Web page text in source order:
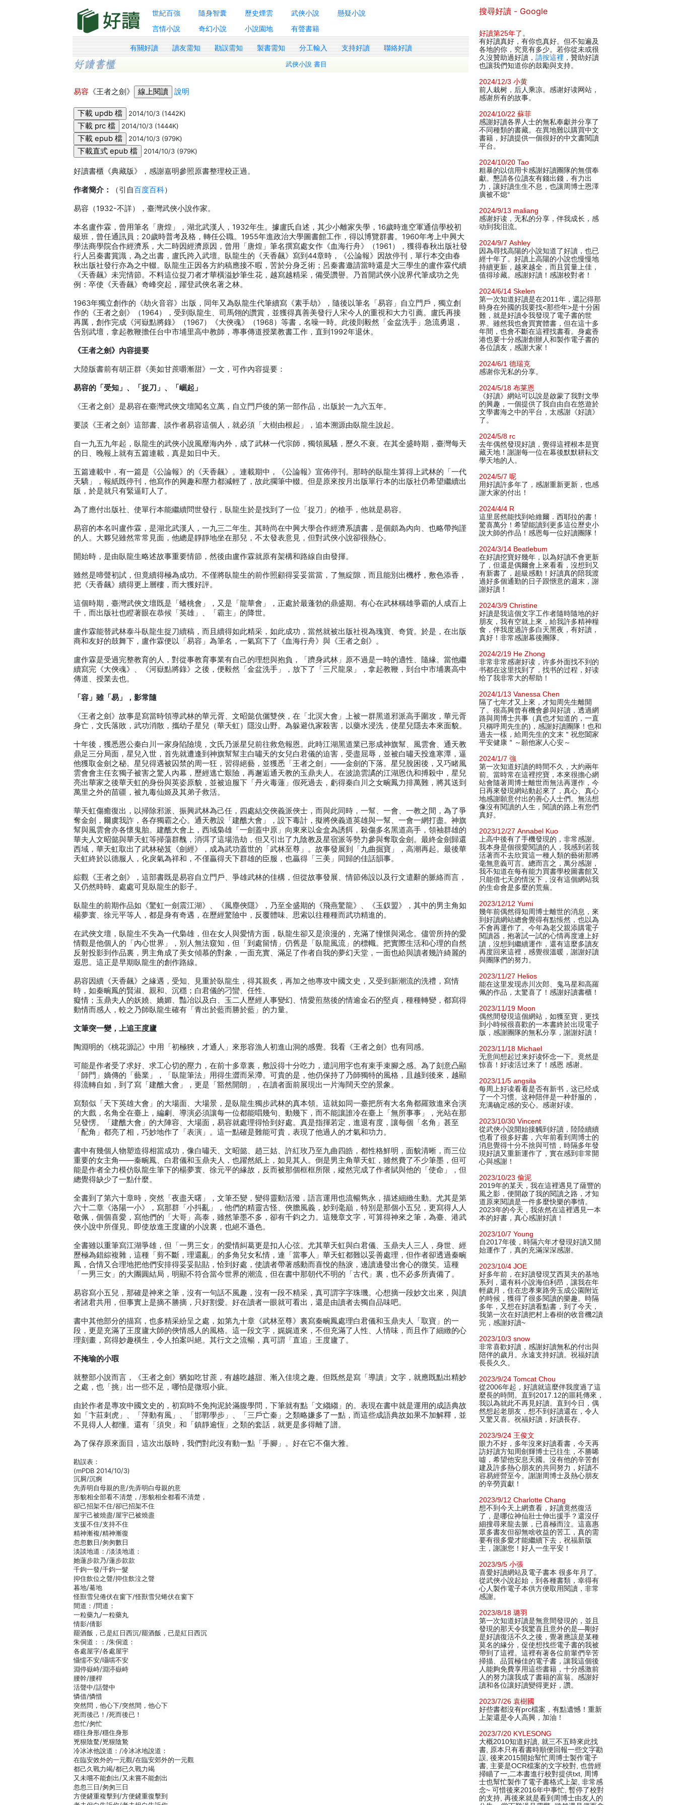
世紀百強 隨身智囊 歷史煙雲 武俠小說
懸疑小說
言情小說
奇幻小說 小說園地 有聲書籍
有關好讀 讀友需知 勘誤需知 製書需知 分工輸入 支持好讀 聯絡好讀
武俠小說 書目
易容 《王者之劍》 說明
2014/10/3 (1442K)
2014/10/3 (1444K)
2014/10/3 (979K)
2014/10/3 (979K)
好讀書櫃《典藏版》，感謝嘉明參照原書整理校正過。
作者簡介： （引自百度百科）
易容（1932-不詳），臺灣武俠小說作家。
本名盧作霖，曾用筆名「唐煌」，湖北武漢人，1932年生。據盧氏自述，其少小離家失學，16歲時進空軍通信學校初
級班，曾任通訊員；20歲時普考及格，轉任公職。1955年進政治大學圖書館工作，得以博覽群書。1960年考上中興大
學法商學院合作經濟系，大二時因經濟原因，曾用「唐煌」筆名撰寫處女作《血海行舟》（1961），獲得春秋出版社發
行人呂秦書賞識，為之出書，盧氏跨入武壇。臥龍生的《天香飆》寫到44章時，《公論報》因故停刊，單行本交由春
秋出版社發行亦為之中輟。臥龍生正因各方約稿應接不暇，苦於分身乏術；呂秦書邀請當時還是大三學生的盧作霖代續
《天香飆》未完情節。不料這位捉刀者才華橫溢妙筆生花，越寫越精采，備受讚譽。乃首開武俠小說界代筆成功之先
例：卒使《天香飆》奇峰突起，躍登武俠名著之林。
1963年獨立創作的《劫火音容》出版，同年又為臥龍生代筆續寫《素手劫》，隨後以筆名「易容」自立門戶，獨立創
作的《王者之劍》（1964），受到臥龍生、司馬翎的讚賞，並獲得真善美發行人宋今人的重視和大力引薦。盧氏再接
再厲，創作完成《河嶽點將錄》（1967）《大俠魂》（1968）等書，名噪一時。此後則毅然「金盆洗手」急流勇退，
告別武壇，拿起教鞭擔任台中市埔里高中教師，專事傳道授業教書工作，直到1992年退休。
《王者之劍》內容提要
大陸版書前有胡正群《美如甘蔗嚼漸甜》一文，可作內容提要：
易容的「受知」、「捉刀」、「崛起」
《王者之劍》是易容在臺灣武俠文壇闖名立萬，自立門戶後的第一部作品，出版於一九六五年。
要談《王者之劍》這部書、談作者易容這個人，就必須「大樹由根起」，追本溯源由臥龍生說起。
自一九五九年起，臥龍生的武俠小說風靡海內外，成了武林一代宗師，獨領風騷，歷久不衰。在其全盛時期，臺灣每天
的日、晚報上就有五篇連載，真是如日中天。
五篇連載中，有一篇是《公論報》的《天香飆》。連載期中，《公論報》宣佈停刊。那時的臥龍生算得上武林的「一代
天驕」，報紙既停刊，他寫作的興趣和壓力都減輕了，故此擱筆中輟。但是原來按月出版單行本的出版社仍希望繼續出
版，於是就只有緊逼盯人了。
為了應付出版社、使單行本能繼續問世發行，臥龍生於是找到了一位「捉刀」的槍手，他就是易容。
易容的本名叫盧作霖，是湖北武漢人，一九三二年生。其時尚在中興大學合作經濟系讀書，是個頗為內向、也略帶拘謹
的人。大夥兒雖然常常見面，他總是靜靜地坐在那兒，不太發表意見，但對武俠小說卻很熱心。
開始時，是由臥龍生略述故事重要情節，然後由盧作霖就原有架構和路線自由發揮。
雖然是啼聲初試，但竟續得極為成功。不僅將臥龍生的前作照顧得妥妥當當，了無綻隙，而且能別出機杼，敷色添香，
把《天香飆》續得更上層樓，而大獲好評。
這個時期，臺灣武俠文壇既是「蟠桃會」，又是「龍華會」，正處於最蓬勃的鼎盛期。有心在武林稱雄爭霸的人成百上
千，而出版社也瞪著眼在恭候「英雄」、「霸主」的降世。
盧作霖能替武林泰斗臥龍生捉刀續稿，而且續得如此精采，如此成功，當然就被出版社視為瑰寶、奇貨。於是，在出版
商和友好的鼓舞下，盧作霖便以「易容」為筆名，一氣寫下了《血海行舟》與《王者之劍》。
盧作霖是受過完整教育的人，對從事教育事業有自己的理想與抱負，「躋身武林」原不過是一時的適性、隨緣。當他繼
續寫完《大俠魂》、《河嶽點將錄》之後，便毅然「金盆洗手」，放下了「三尺龍泉」，拿起教鞭，到台中市埔裏高中
傳道、授業去也。
「容」雖「易」，影常隨
《王者之劍》故事是寫當時領導武林的華元胥、文昭懿伉儷雙俠，在「北溟大會」上被一群黑道邪派高手圍攻，華元胥
身亡，文氏落敗，武功消散，攜幼子星兒（華天虹）隱沒山野。為躲避仇家殺害，以藥水浸洗，使星兒隱去本來面貌。
十年後，獲悉恩公秦白川一家身陷險境，文氏乃派星兒前往救危報恩。此時江湖黑道業已形成神旗幫、風雲會、通天教
鼎足三分局面，星兒入世，首先就遭逢到神旗幫幫主白嘯天的女兒白君儀的迫害，受盡屈辱，並被白嘯天投進寒潭，逼
他獲取金劍之秘。星兒得遇被囚禁的周一狂，習得絕藝，並獲悉「王者之劍」——金劍的下落。星兒脫困後，又巧睹風
雲會會主任玄獨子被害之驚人內幕，歷經逃亡艱險，再邂逅通天教的玉鼎夫人。在波詭雲譎的江湖恩仇和搏殺中，星兒
亮出華家之後華天虹的身份與英姿原貌，並被迫服下「丹火毒蓮」假死過去，虧得秦白川之女畹鳳力排萬難，將其送到
萬里之外的苗疆，被九毒仙姬及其弟子救活。
華天虹傷癒復出，以掃除邪派、振興武林為己任，四處結交俠義派俠士，而與此同時，一幫、一會、一教之間，為了爭
奪金劍，爾虞我詐，各存獨霸之心。通天教設「建醮大會」，設下毒計，擬將俠義道英雄與一幫、一會一網打盡。神旗
幫與風雲會亦各懷鬼胎。建醮大會上，西域梟雄「一劍蓋中原」向東來以金盒為誘餌，殺傷多名黑道高手，領袖群雄的
華夫人文昭懿與華天虹等掃蕩群醜，消弭了這場浩劫，但又引出了九陰教及星宿派等勢力參與奪取金劍。最終金劍歸還
西域，華天虹取出了武林秘笈《劍經》，成為武功蓋世的「武林至尊」。故事發展到「九曲掘寶」，高潮再起。最後華
天虹終於以德服人，化戾氣為祥和，不僅贏得天下群雄的臣服，也贏得「三美」同歸的佳話韻事。
綜觀《王者之劍》，這部書既是易容自立門戶、爭雄武林的佳構，但從故事發展、情節佈設以及行文遣辭的脈絡而言，
又仍然時時、處處可見臥龍生的影子。
臥龍生的前期作品如《驚虹一劍震江湖》、《風塵俠隱》，乃至全盛期的《飛燕驚龍》、《玉釵盟》，其中的男主角如
楊夢寰、徐元平等人，都是身有奇遇，在歷經驚險中，反覆體味、思索以往種種而武功精進的。
在武俠文壇，臥龍生不失為一代梟雄，但在女人與愛情方面，臥龍生卻又是浪漫的，充滿了憧憬與渴念。儘管所持的愛
情觀是他個人的「內心世界」，別人無法窺知，但「到處留情」仍舊是「臥龍風流」的標幟。把實際生活和心理的自然
反射投影到作品裏，男主角成了美女傾慕的對象，一面充實、滿足了作者自我的夢幻天堂，一面也給與讀者幾許綺麗的
遐思。這正是早期臥龍生的創作路線。
易容因續《天香飆》之緣遇，受知、見重於臥龍生，得其親炙，再加之他專攻中國文史，又受到新潮流的洗禮，寫情
時，如秦畹鳳的賢淑、親和、沉穩；白君儀的刁蠻、任性、
癡情；玉鼎夫人的妖嬈、嬌媚、豔冶以及白、玉二人歷經人事變幻、情愛煎熬後的情逾金石的堅貞，種種轉變，都寫得
動情而感人，較之乃師臥龍生確有「青出於藍而勝於藍」的力量。
文筆突一變，上追王度廬
陶淵明的《桃花源記》中用「初極狹，才通人」來形容漁人初進山洞的感覺。我看《王者之劍》也有同感。
可能是作者受了求好、求工心切的壓力，在前十多章裏，敷設得十分吃力，遣詞用字也有束手束腳之感。為了刻意凸顯
「師門」嫡傳的「藝業」，「臥龍筆法」用得生澀而呆滯。可貴的是，他仍保持了乃師獨特的風格，且越到後來，越顯
得流轉自如，到了寫「建醮大會」，更是「豁然開朗」，在讀者面前展現出一片海闊天空的景象。
寫類似「天下英雄大會」的大場面、大場景，是臥龍生獨步武林的真本領。這就如同一臺把所有大名角都羅致進來合演
的大戲，名角全在臺上，編劇、導演必須讓每一位都能唱幾句、動幾下，而不能讓誰冷在臺上「無所事事」，光站在那
兒發愣。「建醮大會」的大陣容、大場面，易容就處理得恰到好處。真是指揮若定，進退有度，讓每個「名角」甚至
「配角」都亮了相，巧妙地作了「表演」。這一點確是難能可貴，表現了他過人的才氣和功力。
書中有幾個人物塑造得相當成功，像白嘯天、文昭懿、趙三姑、許紅玫乃至九曲四皓，都性格鮮明，面貌清晰，而三位
重要的女主角——秦畹鳳、白君儀和玉鼎夫人，也躍然紙上，如見其人。倒是男主角華天虹，雖然費了不少筆墨，但可
能是作者全力模仿臥龍生筆下的楊夢寰、徐元平的緣故，反而被那個框框所限，縱然完成了作者賦與他的「使命」，但
總覺得缺少了一點什麼。
全書到了第六十章時，突然「夜盡天曙」，文筆丕變，變得靈動活潑，語言運用也流暢雋永，描述細緻生動。尤其是第
六十二章《洛陽一小》，寫那群「小抖亂」，他們的精靈古怪、俠膽風義，妙到毫巔，特別是那個小五兒，更寫得人人
敬佩，個個喜愛，寫他們的「大哥」高泰，雖然筆墨不多，卻有千鈞之力。這幾章文字，可算得神來之筆，為臺、港武
俠小說中所僅見。即使放進王度廬的小說裏，也絕不遜色。
全書雖以重筆寫江湖爭雄，但「一男三女」的愛情糾葛更是扣人心弦。尤其華天虹與白君儀、玉鼎夫人三人，身世、經
歷極為錯綜複雜，這種「剪不斷，理還亂」的多角兒女私情，連「當事人」華天虹都難以妥善處理，但作者卻透過秦畹
鳳，合情又合理地把他們安排得妥妥貼貼，恰到好處，使讀者帶著感動而喜悅的熱淚，邊讀邊發出會心的微笑。這種
「一男三女」的大團圓結局，明顯不符合當今世界的潮流，但在書中那朝代不明的「古代」裏，也不必多所責備了。
易容寫小五兒，那確是神來之筆，沒有一句話不風趣，沒有一段不精采，真可謂字字珠璣。心想摘一段妙文出來，與讀
者諸君共用，但事實上是摘不勝摘，只好割愛。好在讀者一眼就可看出，還是由讀者去獨自品味吧。
書中其他部分的描寫，也多精采紛呈之處，如第九十章《武林至尊》裏寫秦畹鳳處理白君儀和玉鼎夫人「取寶」的一
段，更是充滿了王度廬大師的俠情感人的風格。這一段文字，娓娓道來，不但充滿了人性、人情味，而且作了細緻的心
理刻畫，寫得妙趣橫生，令人拍案叫絕。其行文之流暢，真可謂「直追」王度廬了。
不掩瑜的小瑕
就整部小說而言，《王者之劍》猶如吃甘蔗，有越吃越甜、漸入佳境之趣。但既然是寫「導讀」文字，就應既點出精妙
之處，也「挑」出一些不足，哪怕是微瑕小疵。
由於作者是專攻中國文史的，初寫時不免拘泥於滿腹學問，下筆就有點「文縐縐」的。表現在書中就是運用的成語典故
如「卞莊刺虎」、「萍動有風」、「邯鄲學步」、「三戶亡秦」之類略嫌多了一點，而這些成語典故如果不加解釋，並
不見得人人都懂。還有「須臾」和「鎮靜逾恆」之類的套話，就更是多得離了譜。
為了保存原來面目，這次出版時，我們對此沒有動一點「手腳」。好在它不傷大雅。
勘誤表：
(mPDB 2014/10/3)
沉屙/沉痾
先弄明自母親的意/先弄明白母親的意
形貌相全部看不清楚，/形貌相全都看不清楚，
卻己招架不住/卻已招架不住
屋宇己被燒盡/屋宇已被燒盡
支援不住/支持不住
精神漸複/精神漸復
忽忽數日/匆匆數日
淡談地道：/淡淡地道：
她蓮步款乃/蓮步款款
千鉤一發/千鈞一髮
抑住飲位之聲/抑住飲泣之聲
暮地/驀地
怪獸雪兒倦伏在窗下/怪獸雪兒蜷伏在窗下
間道：/問道：
一粒藥九/一粒藥丸
情影/倩影
罷酒飯，己是紅日西沉/罷酒飯，已是紅日西沉
朱侗道：：/朱侗道：
各處屋字/各處屋宇
懾懦不安/囁嚅不安
淵停嶽峙/淵渟嶽峙
腰幹/腰桿
活聲中/話聲中
憐借/憐惜
突然問，他心下/突然間，他心下
死而後己！/死而後已！
忽忙/匆忙
穩往身形/穩住身形
兇狠陰騖/兇狠陰鷙
冷冰冰他說道：/冷冰冰地說道：
在臨安效外的一元觀/在臨安郊外的一元觀
都己久戰力竭/都已久戰力竭
又未嚐不能創出/又未嘗不能創出
忽忽三日/匆匆三日
方便鏟重複擊到/方便鏟重復擊到
搜尋好讀 - Google
好讀第25年了 。
有好讀真好，有你也真好。但不知遍及
各地的你，究竟有多少。若你從未或很
久沒贊助過好讀， 請按這裡 ，贊助好讀
也讓我們知道你的鼓勵與支持。
2024/12/3 小黄
前人栽树，后人乘凉。感谢好读网站，
感谢所有的故事。
2024/10/22 蘇菲
感謝好讀各界人士的無私奉獻并分享了
不同種類的書藏。在異地難以購買中文
書籍，好讀提供一個很好的中文書閱讀
平台。
2024/10/20 Tao
粗暴的以信用卡感謝好讀團隊的無償奉
獻。懇請各位讀友有錢出錢，有力出
力，讓好讀生生不息，也讓周博士恩澤
廣被不熄°
2024/9/13 maliang
感谢好读，无私的分享，伴我成长，感
动到我泪流。
2024/9/7 Ashley
因為尋找高陽的小說知道了好讀，也已
經十年了。好讀上高陽的小說也慢慢地
持續更新，越來越全，而且質量上佳，
值得珍藏。感謝好讀！感謝校對者！
2024/6/14 Skelen
第一次知道好讀是在2011年，還記得那
時身在外國的我要找<那些年>是十分困
難，就是好讀令我發現了電子書的世
界。雖然我也會買實體書，但在這十多
年間，也會不斷在這裡找書看。身處香
港也要十分感謝創辦人和製作電子書的
各位讀友，感謝大家！
2024/6/1 德瑞克
感谢你无私的分享。
2024/5/18 布莱恩
《好讀》網站可以說是啟蒙了我對文學
的興趣，一個提供了我自由自在悠遊於
文學書海之中的平台，太感謝《好讀》
了。
2024/5/8 rc
去年偶然發現好讀，覺得這裡根本是寶
藏天地！謝謝每一位在幕後默默耕耘文
學天地的人。
2024/5/7 呢
用好讀許多年了，感謝重新更新，也感
謝大家的付出！
2024/4/4 R
這里居然能找到哈維爾．西耶拉的書！
驚喜萬分！希望能讀到更多這位歷史小
說大師的作品！感恩每一位好讀團隊！
2024/3/14 Beatlebum
在好讀挖寶好幾年，以為好讀不會更新
了，但還是偶爾會上來看看，沒想到又
有新書了，超級感動！好讀真的陪我渡
過好多個通勤的日子跟愜意的週末，謝
謝好讀！
2024/3/9 Christine
好讀是我這個文字工作者隨時隨地的好
朋友，我有空就上來，給我許多精神糧
食，伴我度過許多白天黑夜，有好讀，
真好！非常感謝幕後團隊。
2024/2/19 He Zhong
非常非常感谢好读，许多外面找不到的
书都在这里找到了，找书的过程，好读
给了我非常大的帮助！
2024/1/13 Vanessa Chen
隔了七年才又上來，才知周先生離開
了。很高興曾有機會參與好讀，透過網
路與周博士共事（真也才知道的，一直
只稱呼周先生的)，感謝好讀團隊！也和
過去一樣，給周先生的文末＂祝您闔家
平安健康＂～願他家人心安～
2024/1/7 強
第一次知道好讀的時間不久，大約兩年
前。當時常在這裡挖寶，本來很擔心網
站會隨著周博士離世而無法再運作，今
日再來發現網站動起來了，真心、真心
地感謝願意付出的善心人士們。無法想
像沒有閱讀的人生，閱讀的路上有您們
真好。
2023/12/27 Annabel Kuo
上高中後有了手機發現的，非常感謝。
我本身是個很愛閱讀的人，我感到若我
活著而不去欣賞這一種人類的藝術那將
毫無意義可言。總而言之，萬分感謝，
我不知道在每有能力買書學校圖書館又
只能借七天的情況下，沒有這個網站我
的生命會是多麼的荒蕪。
2023/12/12 Yumi
幾年前偶然得知周博士離世的消息，來
到好讀網站總會覺得有點悵然，也以為
不會再運作了。今年為老父親添購電子
閱讀器，抱著試一試的心情再度連上好
讀，沒想到繼續運作，還有這麼多讀友
再度回來這裡，感覺很溫暖，謝謝好讀
與團隊們的努力。
2023/11/27 Helios
能在这里发现赤川次郎、鬼马星和高羅
佩的作品，太驚喜了！感謝好讀書櫃！
2023/11/19 Moon
偶然間發現這個網站，如獲至寶，更找
到小時候很喜歡的一本書終於出現電子
版，感謝團隊的無私分享，謝謝好讀！
2023/11/18 Michael
无意间想起过来好读怀念一下。竟然是
惊喜！好读活过来了！感恩 感谢。
2023/11/5 angsila
每周上好读看看是否有新书，这已经成
了一个习惯。这种陪伴是一种舒服的，
充满确定感的安心。感谢好读。
2023/10/30 Vincent
從武俠小說開始接觸到好讀，陸陸續續
也看了很多好書，六年前看到周博士的
消息覺得十分不捨與可惜，時隔多年發
現好讀又重新運作了，實在感到非常開
心與感謝！
2023/10/23 偷泥
2019年的某天，我在這裡遇見了薩豐的
風之影，便開啟了我的閱讀之路，才知
道原來閱讀是一件多麼快樂的事情。
2023年的今天，我依然在這裡遇見一本
本的好書，真心感謝好讀！
2023/10/7 Young
自2017年後，時隔六年才發現好讀又開
始運作了，真的充滿深深感謝。
2023/10/4 JOE
好多年前，在好讀發現艾西莫夫的基地
系列，還有科小說海伯利昂，讓我在年
輕歲月，住在忠孝東路旁玉成公園附近
的時候，獲得了很多閱讀的樂趣。時隔
多年，又想在好讀看點書，到了今天，
我第一次在好讀把村上春樹的收音機2讀
完，感謝好讀~
2023/10/3 snow
非常喜歡好讀，感謝好讀無私的付出與
陪伴的歲月。永遠支持好讀。祝福好讀
長長久久。
2023/9/24 Tomcat Chou
從2006年起，好讀就這麼伴我度過了這
麼長的時間。直到2017.12的噩耗傳來，
我以為就此不再見好讀。直到今日，偶
然想起老朋友，想不到好讀還在，令人
又驚又喜。祝福好讀，好讀長存。
2023/9/24 王俊文
眼力不好，多年沒來好讀看書，今天再
訪好讀方知周劍輝博士已往生，不勝唏
噓，希望他安息天國。沒有他的辛苦創
建及許多熱心朋友的共同努力，好讀不
容易經營至今。謝謝周博士及熱心朋友
的辛勞貢獻！
2023/9/12 Charlotte Chang
想不到今天上網查看，好讀竟然復活
了，是哪位神仙壯士伸出援手？還沒仔
細搜尋來龍去脈，已喜極而泣。這嘉惠
眾多書友但卻無啥收益的苦工，真的需
要有很多愛才能繼續下去，祝福新版
主，謝謝您！好人一生平安！
2023/9/5 小張
喜愛好讀網站及電子書本 很多年月了。
從武俠小說起始，到各種書類，幸得有
心人製作電子本供方便取用閱讀，非常
感謝。
2023/8/18 璐羽
第一次知道好讀是無意間發現的，並且
發現的那天令我驚喜且意外的是—剛好
是好讀復活不久之後，覺著應該是某種
莫名的緣分，促使想找些電子書的我被
帶到了這裡。這裡有著各位前輩們辛苦
掃描、品質極佳的電子書，讓我這個後
人能夠免費享用這些書籍，十分感激前
人的努力讓我成了書籍的富翁。感謝好
讀和各位讓好讀變得更好，讚。
2023/7/26 袁樹國
好些書都沒有prc檔案，有點遺憾！重新
上架還是令人高興，加油！
2023/7/20 KYLESONG
大概2010知道好讀, 就三不五時來此找
書, 原本只有看書時順便回報一些文字勘
誤, 後來2015開始幫忙周博士製作電子
書, 主要是OCR檔案的文字校對, 也曾經
掃瞄了一,二本書進行校對提供txt, 周博
士也幫忙製作了電子書格式上架, 非常感
念~ 可惜後來2016年中事忙, 暫停了校對
的支持, 再後來就是看到周博士由友人的